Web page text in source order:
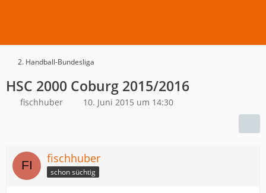
2. Handball-Bundesliga
HSC 2000 Coburg 2015/2016
fischhuber 10. Juni 2015 um 14:30
fischhuber
schon süchtig